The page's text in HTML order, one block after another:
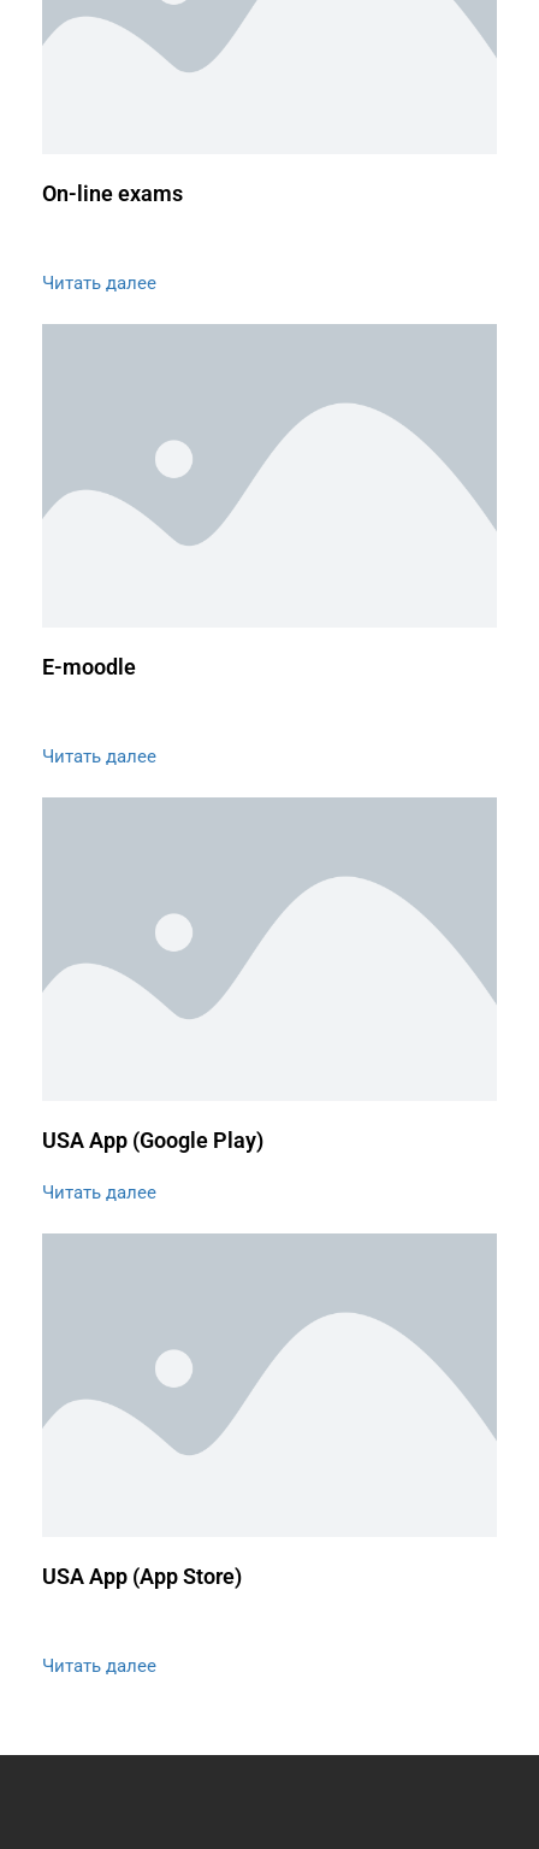
On-line exams
Читать далее
E-moodle
Читать далее
USA App (Google Play)
Читать далее
USA App (App Store)
Читать далее